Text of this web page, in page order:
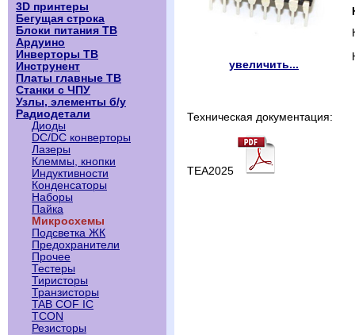
3D принтеры
Бегущая строка
Блоки питания ТВ
Ардуино
Инверторы ТВ
Инструнент
Платы главные ТВ
Станки с ЧПУ
Узлы, элементы б/у
Радиодетали
Диоды
DC/DC конверторы
Лазеры
Клеммы, кнопки
Индуктивности
Конденсаторы
Наборы
Пайка
Микросхемы
Подсветка ЖК
Предохранители
Прочее
Тестеры
Тиристоры
Транзисторы
TAB COF IC
TCON
Резисторы
увеличить...
Техническая документация:
TEA2025